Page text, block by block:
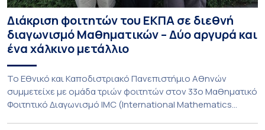
Διάκριση φοιτητών του ΕΚΠΑ σε διεθνή
διαγωνισμό Μαθηματικών – Δύο αργυρά και
ένα χάλκινο μετάλλιο
To Εθνικό και Καποδιστριακό Πανεπιστήμιο Αθηνών
συμμετείχε με ομάδα τριών φοιτητών στον 33ο Μαθηματικό
Φοιτητικό Διαγωνισμό IMC (International Mathematics